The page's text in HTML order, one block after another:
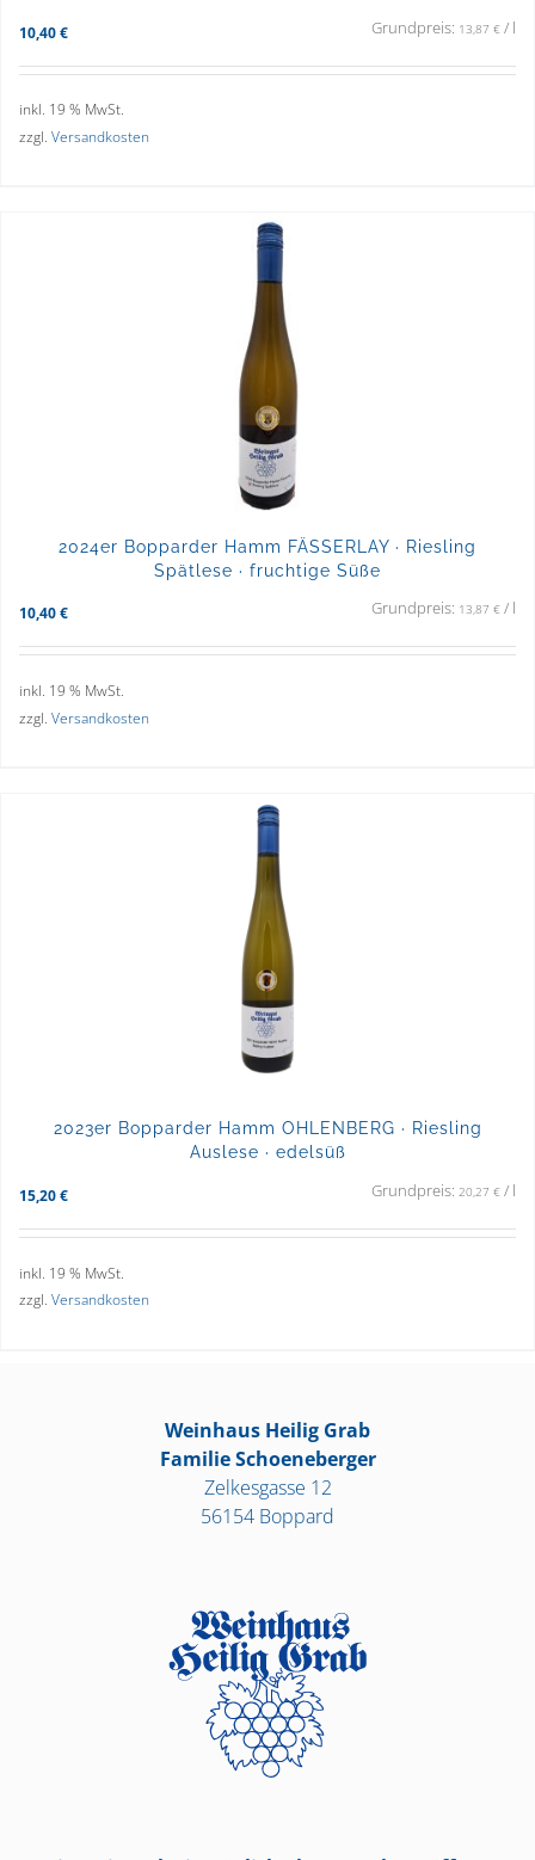
10,40 € Grundpreis: 13,87 € / l
inkl. 19 % MwSt.
zzgl. Versandkosten
2024er Bopparder Hamm FÄSSERLAY · Riesling
Spätlese · fruchtige Süße
10,40 € Grundpreis: 13,87 € / l
inkl. 19 % MwSt.
zzgl. Versandkosten
2023er Bopparder Hamm OHLENBERG · Riesling
Auslese · edelsüß
15,20 € Grundpreis: 20,27 € / l
inkl. 19 % MwSt.
zzgl. Versandkosten
Weinhaus Heilig Grab
Familie Schoeneberger
Zelkesgasse 12
56154 Boppard